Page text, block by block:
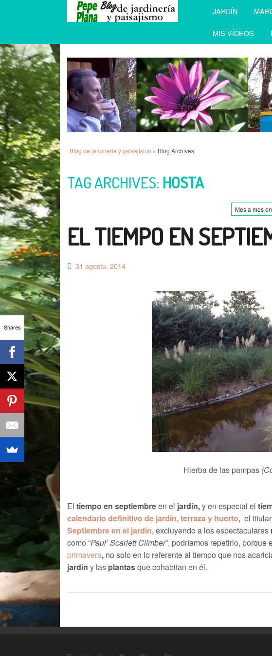
JARDÍN
MIS VÍDEOS
Blog de jardinería y paisajismo » Blog Archives
TAG ARCHIVES: HOSTA
Mes a mes
EL TIEMPO EN
31 agosto, 2014
Hierba de las pampas
El tiempo en septiembreen el jardín,y en especial el
calendario definitivo de jardín, terraza y huerto, el
Septiembre en el jardín,excluyendo a los espectaculares
como “Paul’ Scarlett Climber”, podríamos repetirlo, porque
primavera,no solo en lo referente al tiempo que nos
jardín y lasplantasque cohabitan en él.
Shares